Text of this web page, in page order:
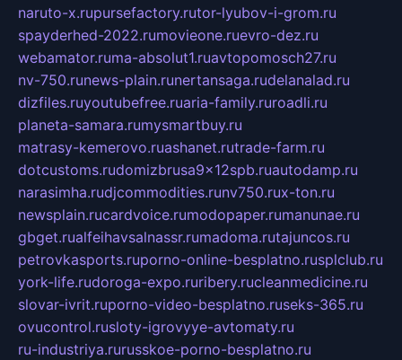
naruto-x.rupursefactory.rutor-lyubov-i-grom.ru
spayderhed-2022.rumovieone.ruevro-dez.ru
webamator.ruma-absolut1.ruavtopomosch27.ru
nv-750.runews-plain.runertansaga.rudelanalad.ru
dizfiles.ruyoutubefree.ruaria-family.ruroadli.ru
planeta-samara.rumysmartbuy.ru
matrasy-kemerovo.ruashanet.rutrade-farm.ru
dotcustoms.rudomizbrusa9x12spb.ruautodamp.ru
narasimha.rudjcommodities.runv750.rux-ton.ru
newsplain.rucardvoice.rumodopaper.rumanunae.ru
gbget.rualfeihavsalnassr.rumadoma.rutajuncos.ru
petrovkasports.ruporno-online-besplatno.rusplclub.ru
york-life.rudoroga-expo.ruribery.rucleanmedicine.ru
slovar-ivrit.ruporno-video-besplatno.ruseks-365.ru
ovucontrol.rusloty-igrovyye-avtomaty.ru
ru-industriya.rurusskoe-porno-besplatno.ru